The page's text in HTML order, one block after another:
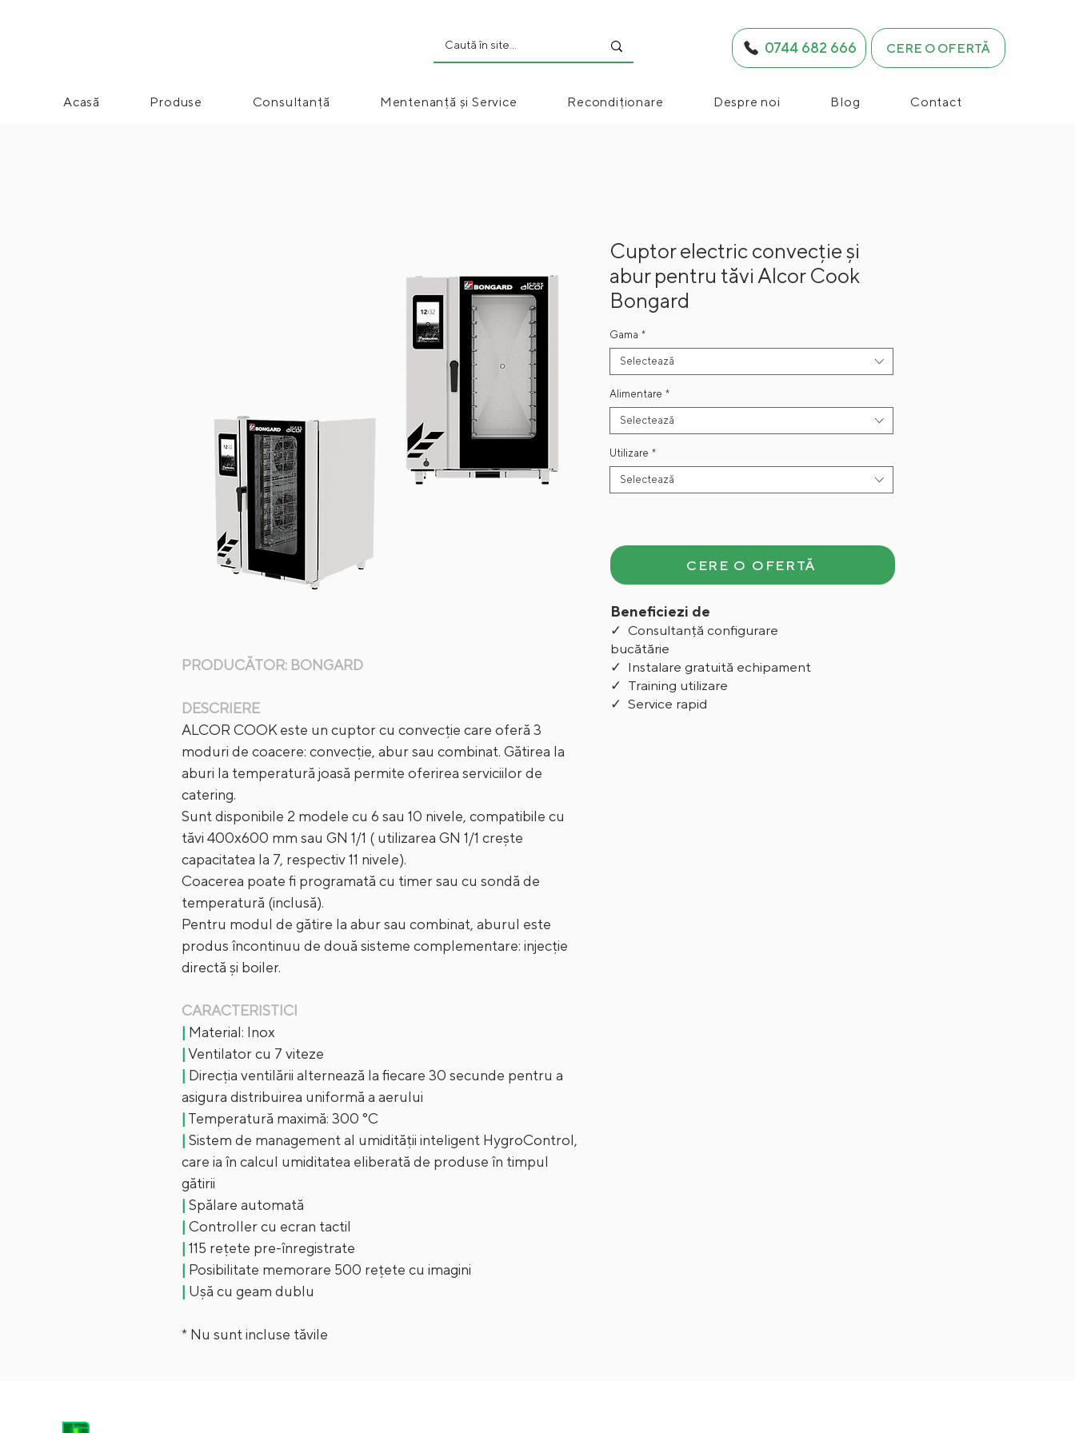
0744 682 666 CERE O OFERTĂ
Acasă Produse Consultanță Mentenanță și Service Recondiționare Despre noi Blog Contact
PRODUCĂTOR: BONGARD
DESCRIERE
ALCOR COOK este un cuptor cu convecție care oferă 3
moduri de coacere: convecție, abur sau combinat. Gătirea la
aburi la temperatură joasă permite oferirea serviciilor de
catering.
Sunt disponibile 2 modele cu 6 sau 10 nivele, compatibile cu
tăvi 400x600 mm sau GN 1/1 ( utilizarea GN 1/1 crește
capacitatea la 7, respectiv 11 nivele).
Coacerea poate fi programată cu timer sau cu sondă de
temperatură (inclusă).
Pentru modul de gătire la abur sau combinat, aburul este
produs încontinuu de două sisteme complementare: injecție
directă și boiler.
CARACTERISTICI
| Material: Inox
|Ventilator cu 7 viteze
| Direcția ventilării alternează la fiecare 30 secunde pentru a
asigura distribuirea uniformă a aerului
| Temperatură maximă: 300 °C
| Sistem de management al umidității inteligent HygroControl,
care ia în calcul umiditatea eliberată de produse în timpul
gătirii
| Spălare automată
| Controller cu ecran tactil
| 115 rețete pre-înregistrate
| Posibilitate memorare 500 rețete cu imagini
| Ușă cu geam dublu
* Nu sunt incluse tăvile
Cuptor electric convecție și
abur pentru tăvi Alcor Cook
Bongard
Gama *
Selectează
Alimentare *
Selectează
Utilizare *
Selectează
CERE O OFERTĂ
Beneficiezi de
✓ Consultanță configurare
bucătărie
✓ Instalare gratuită echipament
✓ Training utilizare
✓ Service rapid